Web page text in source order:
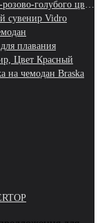
сувенир Vidro
плавания
Цвет Красный
на чемодан Braska